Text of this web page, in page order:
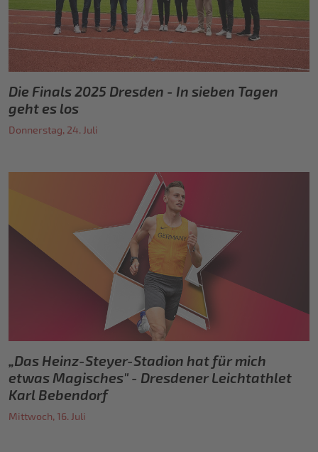
Die Finals 2025 Dresden - In sieben Tagen
geht es los
Donnerstag, 24. Juli
„Das Heinz-Steyer-Stadion hat für mich
etwas Magisches" - Dresdener Leichtathlet
Karl Bebendorf
Mittwoch, 16. Juli